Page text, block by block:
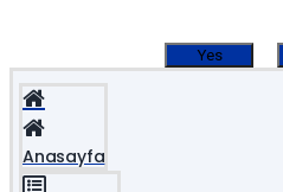
Yes
Anasayfa